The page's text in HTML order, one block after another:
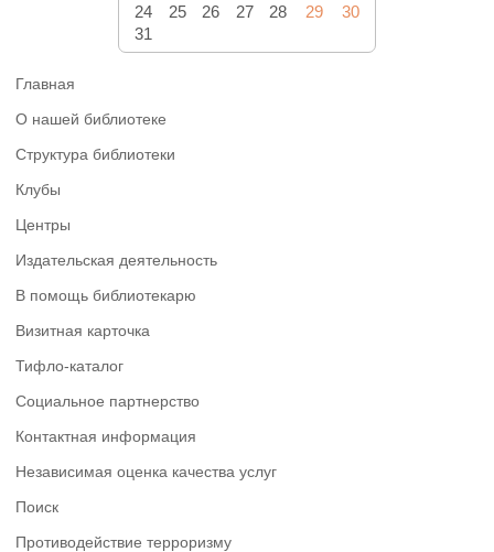
24
25 26 27 28 29
30
31
Главная
О нашей библиотеке
Структура библиотеки
Клубы
Центры
Издательская деятельность
В помощь библиотекарю
Визитная карточка
Тифло-каталог
Социальное партнерство
Контактная информация
Независимая оценка качества услуг
Поиск
Противодействие терроризму